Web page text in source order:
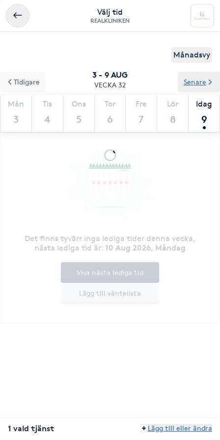
Välj tid
REALKLINIKEN
Månadsvy
3 - 9 AUG
VECKA 32
Mån
3
Tis
4
Ons
5
Tor
6
Fre
7
Lör
8
Idag
9
Tidigare Senare
Det finns tyvärr inga lediga tider denna vecka,
nästa lediga tid är: 10 Aug 2026, Måndag
Lägg till väntelista
Visa nästa lediga tid
1 vald tjänst Lägg till eller ändra